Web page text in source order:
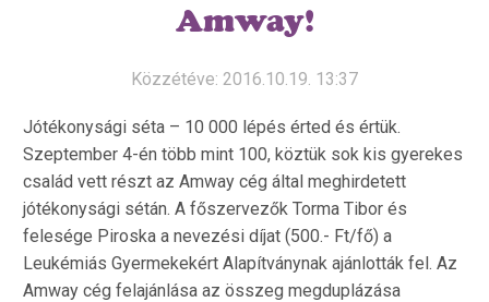
Amway!
Közzétéve: 2016.10.19. 13:37
Jótékonysági séta – 10 000 lépés érted és értük.
Szeptember 4-én több mint 100, köztük sok kis gyerekes
család vett részt az Amway cég által meghirdetett
jótékonysági sétán. A főszervezők Torma Tibor és
felesége Piroska a nevezési díjat (500.- Ft/fő) a
Leukémiás Gyermekekért Alapítványnak ajánlották fel. Az
Amway cég felajánlása az összeg megduplázása